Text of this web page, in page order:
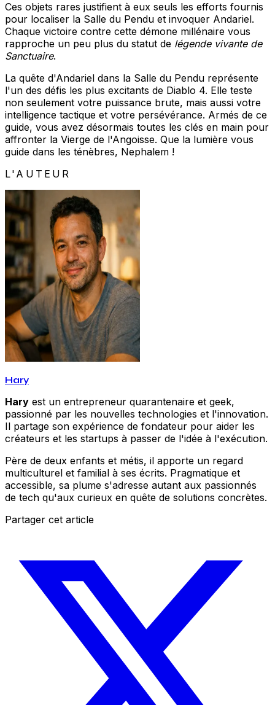
Ces objets rares justifient à eux seuls les efforts fournis
pour localiser la Salle du Pendu et invoquer Andariel.
Chaque victoire contre cette démone millénaire vous
rapproche un peu plus du statut de légende vivante de
Sanctuaire.
La quête d'Andariel dans la Salle du Pendu représente
l'un des défis les plus excitants de Diablo 4. Elle teste
non seulement votre puissance brute, mais aussi votre
intelligence tactique et votre persévérance. Armés de ce
guide, vous avez désormais toutes les clés en main pour
affronter la Vierge de l'Angoisse. Que la lumière vous
guide dans les ténèbres, Nephalem !
L'AUTEUR
Hary
Hary est un entrepreneur quarantenaire et geek,
passionné par les nouvelles technologies et l'innovation.
Il partage son expérience de fondateur pour aider les
créateurs et les startups à passer de l'idée à l'exécution.
Père de deux enfants et métis, il apporte un regard
multiculturel et familial à ses écrits. Pragmatique et
accessible, sa plume s'adresse autant aux passionnés
de tech qu'aux curieux en quête de solutions concrètes.
Partager cet article